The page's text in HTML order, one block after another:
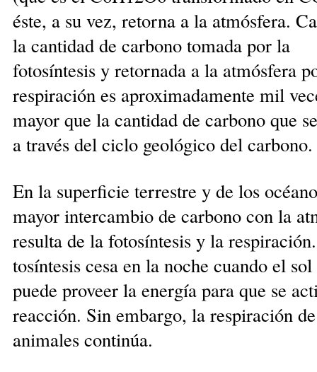
és­te, a su vez, retorna a la atmósfera.
la can­tidad de carbono tomada por la
fotosíntesis y retornada a la atmósfera
respiración es aproximadamente mil
mayor que la can­tidad de carbono que
a través del ci­clo geológico del carbono.
En la superficie terrestre y de los
mayor intercambio de carbono con la
resulta de la fotosíntesis y la
tosíntesis cesa en la noche cuando el
puede proveer la energía para que se
reacción. Sin embargo, la respiración
ani­males continúa.